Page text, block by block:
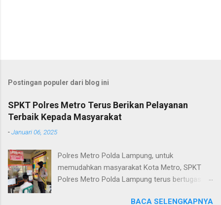
Postingan populer dari blog ini
SPKT Polres Metro Terus Berikan Pelayanan
Terbaik Kepada Masyarakat
-Januari 06, 2025
Polres Metro Polda Lampung, untuk
memudahkan masyarakat Kota Metro, SPKT
Polres Metro Polda Lampung terus bertugas
terkait layanan pengaduan, pelayanan SKCK dan
BACA SELENGKAPNYA